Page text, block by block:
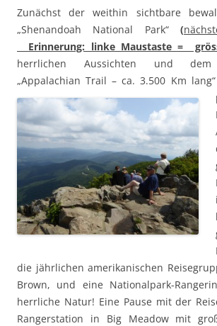
Zunächst der weithin sichtbare
„Shenandoah National Park“
(
Erinnerung: linke Maustaste =
herrlichen Aussichten und dem
„Appalachian Trail – ca. 3.500 Km
die jährlichen amerikanischen
Brown, und eine Nationalpark-
herrliche Natur! Eine Pause mit der
Rangerstation in Big Meadow mit